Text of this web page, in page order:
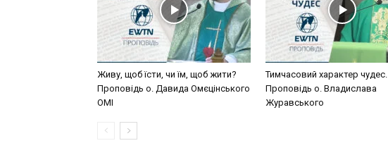
Живу, щоб їсти, чи їм, щоб жити?
Проповідь о. Давида Омєцінського
ОМІ
Тимчасовий характер чудес.
Проповідь о. Владислава
Журавського